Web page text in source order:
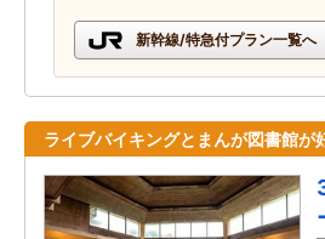
新幹線/特急付プラン一覧へ
ライブバイキングとまんが図書館